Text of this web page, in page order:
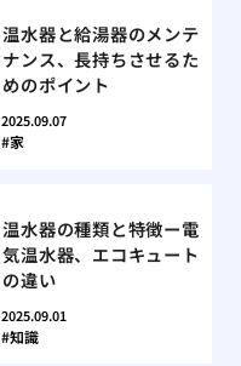
温水器と給湯器のメンテ
ナンス、長持ちさせるた
めのポイント
2025.09.07
家
温水器の種類と特徴ー電
気温水器、エコキュート
の違い
2025.09.01
知識